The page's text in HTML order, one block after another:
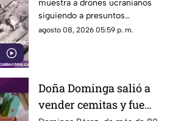
varias horas
muestra a drones ucranianos
siguiendo a presuntos
soldados rusos antes de un
agosto 08, 2026 05:59 p. m.
Doña Dominga salió a
vender cemitas y fue